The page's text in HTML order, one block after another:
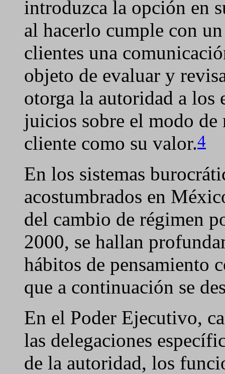
introduzca la opción en
al hacerlo cumple con
clientes una
objeto de evaluar y
otorga la autoridad a los
juicios sobre el modo
cliente como su valor.4
En los sistemas
acostumbrados en
del cambio de régimen
2000, se hallan
hábitos de pensamiento
que a continuación se
En el Poder Ejecutivo,
las delegaciones
de la autoridad, los